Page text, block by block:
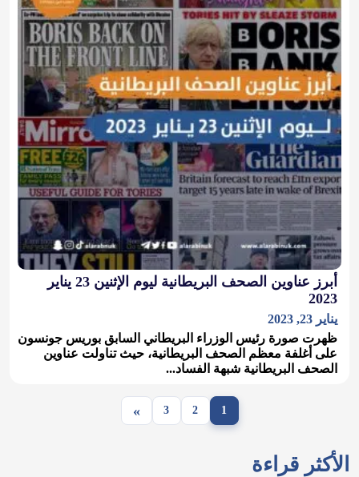
أبرز عناوين الصحف البريطانية ليوم الإثنين 23 يناير
2023
يناير 23, 2023
ظهرت صورة رئيس الوزراء البريطاني السابق بوريس جونسون
على أغلفة معظم الصحف البريطانية، حيث تناولت عناوين
الصحف البريطانية شبهة الفساد...
1
2
3
»